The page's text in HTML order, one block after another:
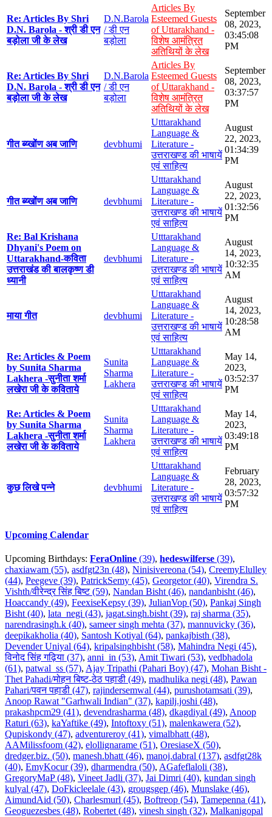
Re: Articles By Shri
D.N. Barola - श्री डी एन
बड़ोला जी के लेख
D.N.Barola
/ डी एन
बड़ोला
Articles By
Esteemed Guests
of Uttarakhand -
विशेष आमंत्रित
अतिथियों के लेख
September
08, 2023,
03:45:08
PM
Re: Articles By Shri
D.N. Barola - श्री डी एन
बड़ोला जी के लेख
D.N.Barola
/ डी एन
बड़ोला
Articles By
Esteemed Guests
of Uttarakhand -
विशेष आमंत्रित
अतिथियों के लेख
September
08, 2023,
03:37:57
PM
गीत ब्य्खोंण अब जाणि devbhumi
Utttarakhand
Language &
Literature -
उत्तराखण्ड की भाषायें
एवं साहित्य
August
22, 2023,
01:34:39
PM
गीत ब्य्खोंण अब जाणि devbhumi
Utttarakhand
Language &
Literature -
उत्तराखण्ड की भाषायें
एवं साहित्य
August
22, 2023,
01:32:56
PM
Re: Bal Krishana
Dhyani's Poem on
Uttarakhand-कविता
उत्तराखंड की बालकृष्ण डी
ध्यानी
devbhumi
Utttarakhand
Language &
Literature -
उत्तराखण्ड की भाषायें
एवं साहित्य
August
14, 2023,
10:32:35
AM
माया गीत devbhumi
Utttarakhand
Language &
Literature -
उत्तराखण्ड की भाषायें
एवं साहित्य
August
14, 2023,
10:28:58
AM
Re: Articles & Poem
by Sunita Sharma
Lakhera -सुनीता शर्मा
लखेरा जी के कविताये
Sunita
Sharma
Lakhera
Utttarakhand
Language &
Literature -
उत्तराखण्ड की भाषायें
एवं साहित्य
May 14,
2023,
03:52:37
PM
Re: Articles & Poem
by Sunita Sharma
Lakhera -सुनीता शर्मा
लखेरा जी के कविताये
Sunita
Sharma
Lakhera
Utttarakhand
Language &
Literature -
उत्तराखण्ड की भाषायें
एवं साहित्य
May 14,
2023,
03:49:18
PM
कुछ लिखे पन्ने devbhumi
Utttarakhand
Language &
Literature -
उत्तराखण्ड की भाषायें
एवं साहित्य
February
28, 2023,
03:57:32
PM
Upcoming Calendar
Upcoming Birthdays: FeraOnline (39), hedeswilferse (39),
chaxiawam (55), asdfgt23n (48), Ninisivereona (54), CreemyElulley
(44), Peegeve (39), PatrickSemy (45), Georgetor (40), Virendra S.
Vishth/वीरेन्द्र सिंह बिष्ट (59), Nandan Bisht (46), nandanbisht (46),
Hoaccandy (49), FeexiseKepsy (39), JulianVop (50), Pankaj Singh
Bisht (40), lata_negi (43), jagat.singh.bisht (39), raj sharma (35),
narendrasingh.k (40), sameer singh mehta (37), mannuvicky (36),
deepikakholia (40), Santosh Kotiyal (64), pankajbisth (38),
Devender Uniyal (64), kripalsinghbisht (58), Mahindra Negi (45),
विनोद सिंह गढ़िया (37), anni_in (53), Amit Tiwari (53), vedbhadola
(61), patwal_ss (57), Ajay Tripathi (Pahari Boy) (47), Mohan Bisht -
Thet Pahadi/मोहन बिष्ट-ठेठ पहाडी (49), madhulika negi (48), Pawan
Pahari/पवन पहाडी (47), rajindersemwal (44), purushotamsati (39),
Anoop Rawat "Garhwali Indian" (37), kapilj.joshi (48),
prakashpcm29 (41), devendrasharma (48), dkagdiyal (49), Anoop
Raturi (63), kaYaftike (49), Intoftoxy (51), malenkawera (52),
Qupiskondy (47), adventureroy (41), vimalbhatt (48),
AAMilissfoom (42), elollignarame (51), OresiaseX (50),
dredger.biz. (50), manesh.bhatt (46), manoj.dabral (137), asdfgt28k
(40), EmyKocur (39), dharmendra (50), AGafeflaloli (38),
GregoryMaP (48), Vineet Jadli (37), Jai Dimri (40), kundan singh
kulyal (47), DoFkicleelale (43), grougsgep (46), Munslake (46),
AimundAid (50), Charlesmurl (45), Boftreop (54), Tamepenna (41),
Geoguezesbes (48), Robertet (48), vinesh singh (32), Malkanigopal